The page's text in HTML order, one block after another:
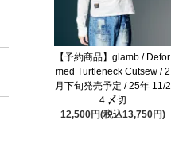
【予約商品】glamb / Defor
med Turtleneck Cutsew / 2
月下旬発売予定 / 25年 11/2
4 〆切
12,500円(税込13,750円)